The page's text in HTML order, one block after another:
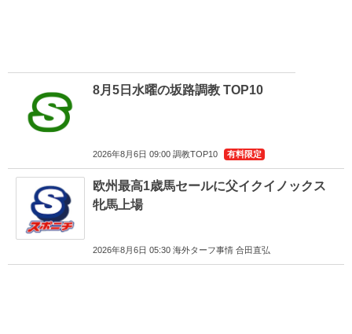
8月5日水曜の坂路調教 TOP10
2026年8月6日 09:00 調教TOP10 有料限定
欧州最高1歳馬セールに父イクイノックス
牝馬上場
2026年8月6日 05:30 海外ターフ事情 合田直弘